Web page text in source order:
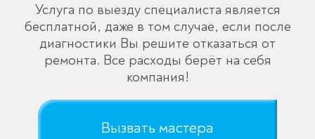
Услуга по выезду специалиста является
бесплатной, даже в том случае, если после
диагностики Вы решите отказаться от
ремонта. Все расходы берёт на себя
компания!
Вызвать мастера